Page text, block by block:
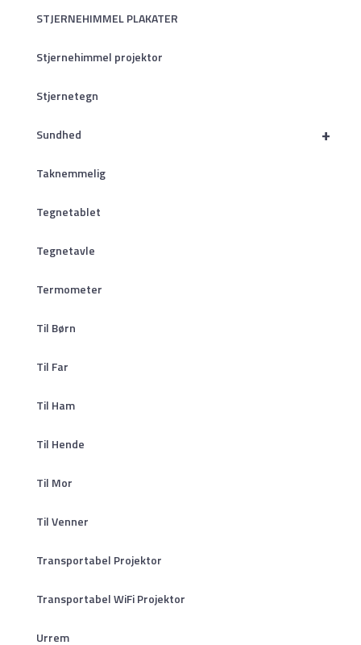
STJERNEHIMMEL PLAKATER
Stjernehimmel projektor
Stjernetegn
+
Sundhed
Taknemmelig
Tegnetablet
Tegnetavle
Termometer
Til Børn
Til Far
Til Ham
Til Hende
Til Mor
Til Venner
Transportabel Projektor
Transportabel WiFi Projektor
Urrem